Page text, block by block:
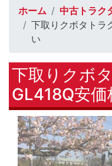
ホーム 中古トラク
下取りクボタトラ
い
下取りクボ
GL418Q安